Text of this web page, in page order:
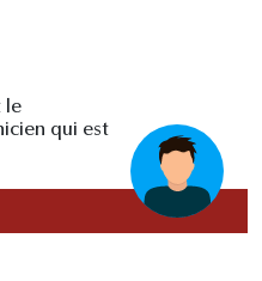
le
qui est